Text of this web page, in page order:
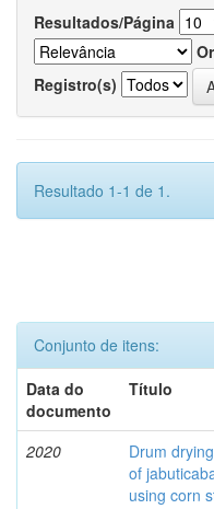
Resultados/Página
Registro(s)
Resultado 1-1 de 1.
Conjunto de itens:
Data do
documento
Título
2020
Drum
of
using corn